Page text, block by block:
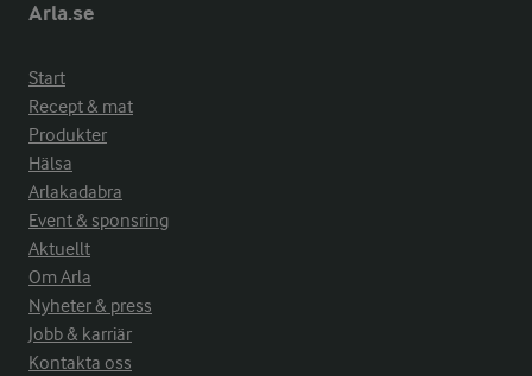
Arla.se
Start
Recept & mat
Produkter
Hälsa
Arlakadabra
Event & sponsring
Aktuellt
Om Arla
Nyheter & press
Jobb & karriär
Kontakta oss